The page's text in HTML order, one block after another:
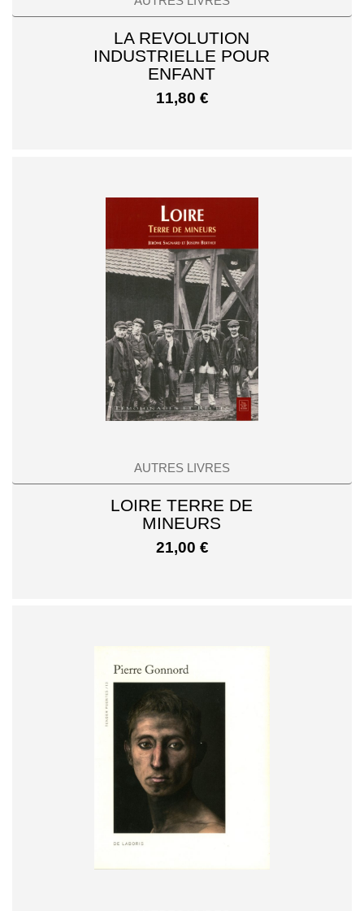
LA REVOLUTION
INDUSTRIELLE POUR
ENFANT
11,80 €
AUTRES LIVRES
LOIRE TERRE DE
MINEURS
21,00 €